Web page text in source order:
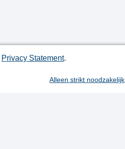
Privacy Statement.
Alleen strikt noodzakelijk